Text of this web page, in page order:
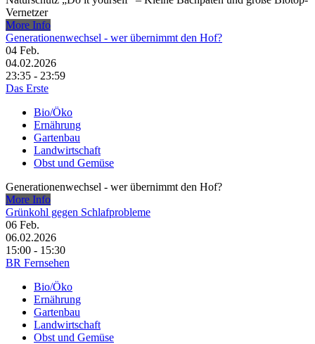
Vernetzer
More Info
Generationenwechsel - wer übernimmt den Hof?
04 Feb.
04.02.2026
23:35 - 23:59
Das Erste
Bio/Öko
Ernährung
Gartenbau
Landwirtschaft
Obst und Gemüse
Generationenwechsel - wer übernimmt den Hof?
More Info
Grünkohl gegen Schlafprobleme
06 Feb.
06.02.2026
15:00 - 15:30
BR Fernsehen
Bio/Öko
Ernährung
Gartenbau
Landwirtschaft
Obst und Gemüse